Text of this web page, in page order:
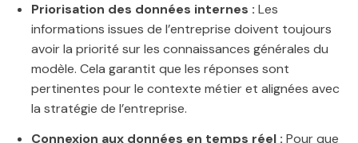
Priorisation des données internes : Les
informations issues de l’entreprise doivent toujours
avoir la priorité sur les connaissances générales du
modèle. Cela garantit que les réponses sont
pertinentes pour le contexte métier et alignées avec
la stratégie de l’entreprise.
Connexion aux données en temps réel : Pour que